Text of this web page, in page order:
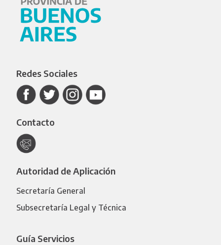
Redes Sociales
Contacto
Autoridad de Aplicación
Secretaría General
Subsecretaría Legal y Técnica
Guía Servicios